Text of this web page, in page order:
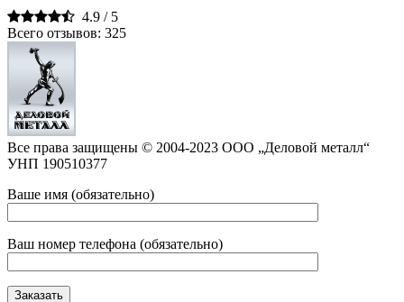
4.9 / 5
Всего отзывов: 325
Все права защищены © 2004-2023 ООО „Деловой металл“
УНП 190510377
Ваше имя (обязательно)
Ваш номер телефона (обязательно)